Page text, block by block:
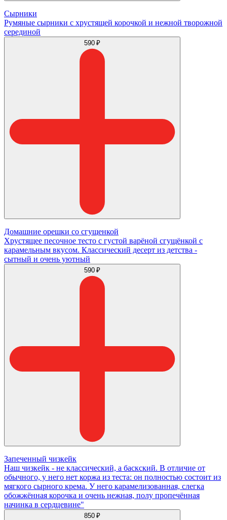
Сырники
Румяные сырники с хрустящей корочкой и нежной творожной
серединой
590 ₽
Домашние орешки со сгущенкой
Хрустящее песочное тесто с густой варёной сгущёнкой с
карамельным вкусом. Классический десерт из детства -
сытный и очень уютный
590 ₽
Запеченный чизкейк
Наш чизкейк - не классический, а баскский. В отличие от
обычного, у него нет коржа из теста: он полностью состоит из
мягкого сырного крема. У него карамелизованная, слегка
обожжённая корочка и очень нежная, полу пропечённая
начинка в сердцевине"
850 ₽